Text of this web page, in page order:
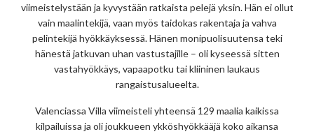
viimeistelystään ja kyvystään ratkaista pelejä yksin. Hän ei ollut
vain maalintekijä, vaan myös taidokas rakentaja ja vahva
pelintekijä hyökkäyksessä. Hänen monipuolisuutensa teki
hänestä jatkuvan uhan vastustajille – oli kyseessä sitten
vastahyökkäys, vapaapotku tai kliininen laukaus
rangaistusalueelta.
Valenciassa Villa viimeisteli yhteensä 129 maalia kaikissa
kilpailuissa ja oli joukkueen ykköshyökkääjä koko aikansa